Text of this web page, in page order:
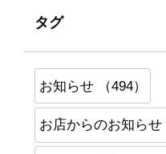
タグ
お知らせ （494）
お店からのお知らせ